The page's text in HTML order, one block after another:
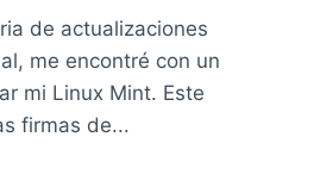
de actualizaciones
me encontré con un
mi Linux Mint. Este
firmas de...